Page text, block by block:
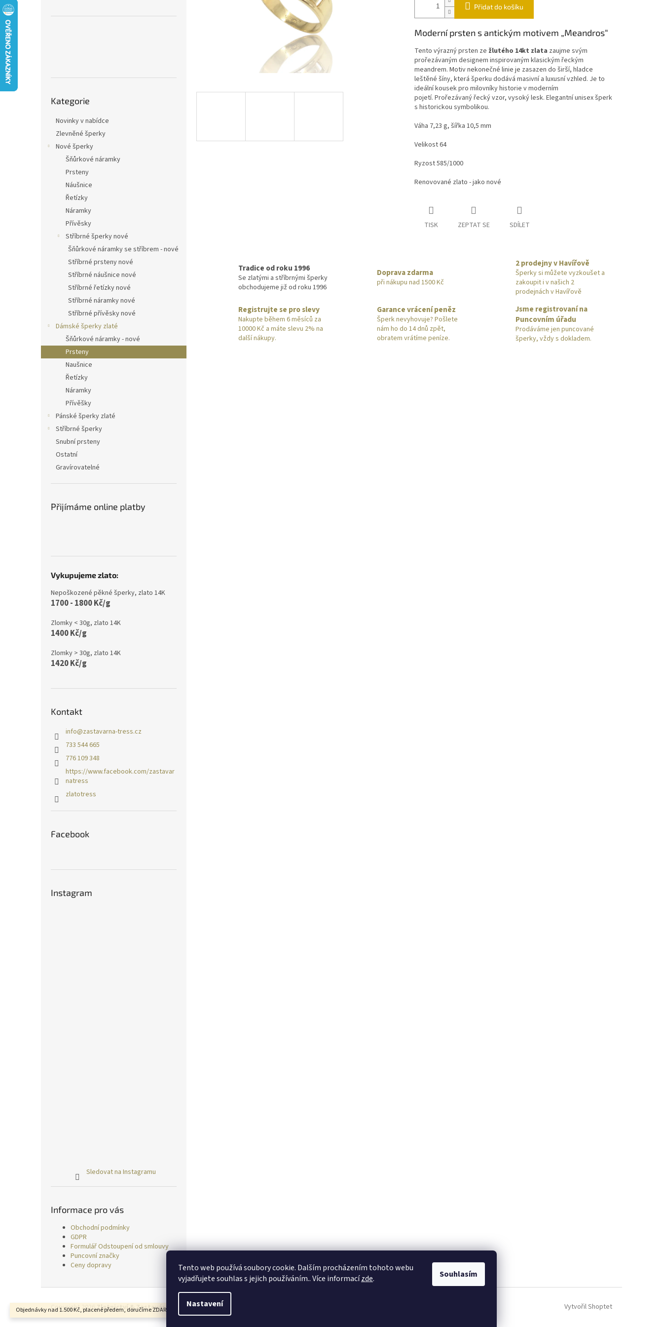
Tento web používá soubory cookie. Dalším procházením tohoto webu
vyjadřujete souhlas s jejich používáním.. Více informacízde.
Nastavení
Souhlasím
Objednávky nad 1.500 Kč, placené předem, doručíme ZDARMA.
kategorie
Kategorie
Novinky v nabídce
Zlevněné šperky
Nové šperky
Šňůrkové náramky
Prsteny
Náušnice
Řetízky
Náramky
Přívěsky
Stříbrné šperky nové
Šňůrkové náramky se stříbrem - nové
Stříbrné prsteny nové
Stříbrné náušnice nové
Stříbrné řetízky nové
Stříbrné náramky nové
Stříbrné přívěsky nové
Dámské šperky zlaté
Šňůrkové náramky - nové
Prsteny
Naušnice
Řetízky
Náramky
Přívěšky
Pánské šperky zlaté
Stříbrné šperky
Snubní prsteny
Ostatní
Gravírovatelné
Přijímáme online platby
Vykupujeme zlato:
Nepoškozené pěkné šperky, zlato 14K
1700 - 1800 Kč/g
Zlomky < 30g, zlato 14K
1400 Kč/g
Zlomky > 30g, zlato 14K
1420 Kč/g
Kontakt
info@zastavarna-tress.cz
733 544 665
776 109 348
https://www.facebook.com/zastavar
natress
zlatotress
Facebook
Instagram
Sledovat na Instagramu
Informace pro vás
Obchodní podmínky
GDPR
Formulář Odstoupení od smlouvy
Puncovní značky
Ceny dopravy
Přidat do košíku
Moderní prsten s antickým motivem „Meandros“
Tento výrazný prsten ze žlutého 14kt zlata zaujme svým
prořezávaným designem inspirovaným klasickým řeckým
meandrem. Motiv nekonečné linie je zasazen do širší, hladce
leštěné šíny, která šperku dodává masivní a luxusní vzhled. Je to
ideální kousek pro milovníky historie v moderním
pojetí. Prořezávaný řecký vzor, vysoký lesk. Elegantní unisex šperk
s historickou symbolikou.
Váha 7,23 g, šířka 10,5 mm
Velikost 64
Ryzost 585/1000
Renovované zlato - jako nové
TISK ZEPTAT SE SDÍLET
Tradice od roku 1996
Se zlatými a stříbrnými šperky
obchodujeme již od roku 1996
Doprava zdarma
při nákupu nad 1500 Kč
2 prodejny v Havířově
Šperky si můžete vyzkoušet a
zakoupit i v našich 2
prodejnách v Havířově
Registrujte se pro slevy
Nakupte během 6 měsíců za
10000 Kč a máte slevu 2% na
další nákupy.
Garance vrácení peněz
Šperk nevyhovuje? Pošlete
nám ho do 14 dnů zpět,
obratem vrátíme peníze.
Jsme registrovaní na
Puncovním úřadu
Prodáváme jen puncované
šperky, vždy s dokladem.
Vytvořil Shoptet
Copyright 2026Zlatnictví & Zastavárna TRESS. Všechna práva vyhrazena.